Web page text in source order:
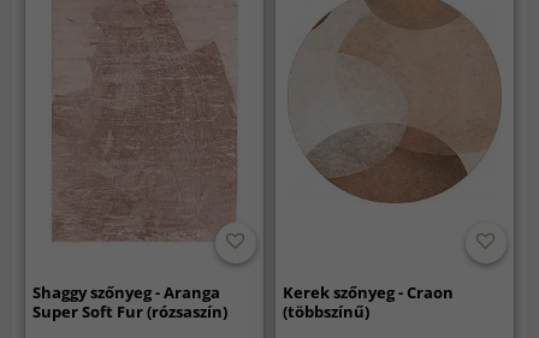
Shaggy szőnyeg - Aranga
Super Soft Fur (rózsaszín)
Kerek szőnyeg - Craon
(többszínű)